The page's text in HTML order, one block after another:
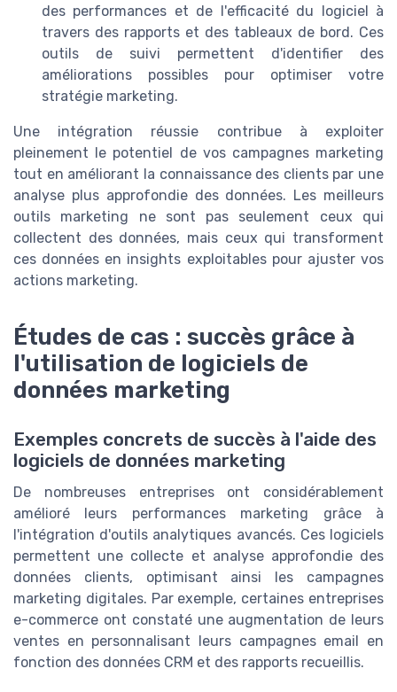
des performances et de l'efficacité du logiciel à
travers des rapports et des tableaux de bord. Ces
outils de suivi permettent d'identifier des
améliorations possibles pour optimiser votre
stratégie marketing.
Une intégration réussie contribue à exploiter
pleinement le potentiel de vos campagnes marketing
tout en améliorant la connaissance des clients par une
analyse plus approfondie des données. Les meilleurs
outils marketing ne sont pas seulement ceux qui
collectent des données, mais ceux qui transforment
ces données en insights exploitables pour ajuster vos
actions marketing.
Études de cas : succès grâce à
l'utilisation de logiciels de
données marketing
Exemples concrets de succès à l'aide des
logiciels de données marketing
De nombreuses entreprises ont considérablement
amélioré leurs performances marketing grâce à
l'intégration d'outils analytiques avancés. Ces logiciels
permettent une collecte et analyse approfondie des
données clients, optimisant ainsi les campagnes
marketing digitales. Par exemple, certaines entreprises
e-commerce ont constaté une augmentation de leurs
ventes en personnalisant leurs campagnes email en
fonction des données CRM et des rapports recueillis.